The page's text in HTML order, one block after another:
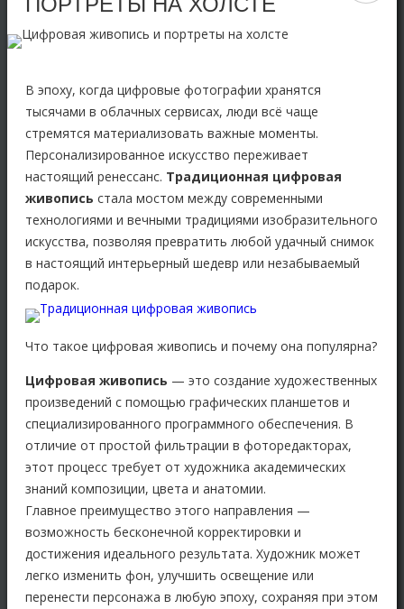
В эпоху, когда цифровые фотографии хранятся
тысячами в облачных сервисах, люди всё чаще
стремятся материализовать важные моменты.
Персонализированное искусство переживает
настоящий ренессанс. Традиционная цифровая
живопись стала мостом между современными
технологиями и вечными традициями изобразительного
искусства, позволяя превратить любой удачный снимок
в настоящий интерьерный шедевр или незабываемый
подарок.
Что такое цифровая живопись и почему она популярна?
Цифровая живопись — это создание художественных
произведений с помощью графических планшетов и
специализированного программного обеспечения. В
отличие от простой фильтрации в фоторедакторах,
этот процесс требует от художника академических
знаний композиции, цвета и анатомии.
Главное преимущество этого направления —
возможность бесконечной корректировки и
достижения идеального результата. Художник может
легко изменить фон, улучшить освещение или
перенести персонажа в любую эпоху, сохраняя при этом